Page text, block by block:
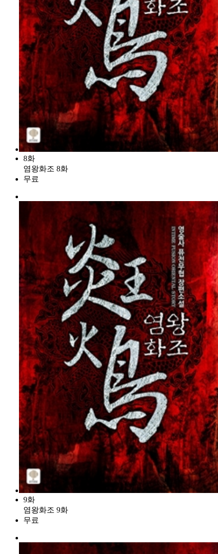
8화
염왕화조 8화
무료
9화
염왕화조 9화
무료